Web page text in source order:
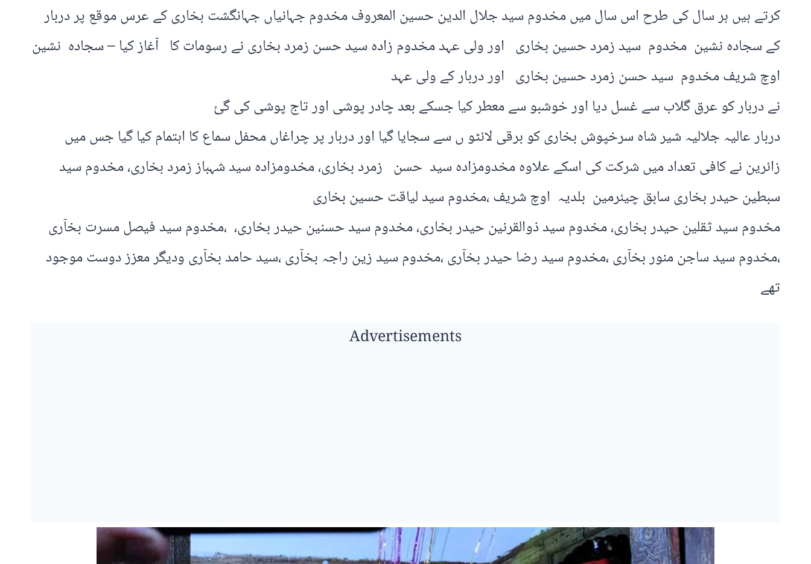
کرتے ہیں ہر سال کی طرح اس سال میں مخدوم سید جلال الدین حسین المعروف مخدوم جہانیاں جہانگشت بخاری کے عرس موقع پر دربار
کے سجادہ نشین مخدوم سید زمرد حسین بخاری اور ولی عہد مخدوم زادہ سید حسن زمرد بخاری نے رسومات کا آغاز کیا – سجادہ نشین
اوچ شریف مخدوم سید حسن زمرد حسین بخاری اور دربار کے ولی عہد
نے دربار کو عرق گلاب سے غسل دیا اور خوشبو سے معطر کیا جسکے بعد چادر پوشی اور تاج پوشی کی گئ
دربار عالیہ جلالیہ شیر شاہ سرخپوش بخاری کو برقی لائٹو ں سے سجایا گیا اور دربار پر چراغاں محفل سماع کا اہتمام کیا گیا جس میں
زائرین نے کافی تعداد میں شرکت کی اسکے علاوہ مخدومزادہ سید حسن زمرد بخاری، مخدومزادہ سید شہباز زمرد بخاری، مخدوم سید
سبطین حیدر بخاری سابق چیئرمین بلدیہ اوچ شریف ،مخدوم سید لیاقت حسین بخاری
مخدوم سید ثقلین حیدر بخاری، مخدوم سید ذوالقرنین حیدر بخاری، مخدوم سید حسنین حیدر بخاری، ،مخدوم سید فیصل مسرت بخآری
،مخدوم سید ساجن منور بخآری ،مخدوم سید رضا حیدر بخآری ،مخدوم سید زین راجہ بخآری ،سید حامد بخآری ودیگر معزز دوست موجود
تھے
Advertisements